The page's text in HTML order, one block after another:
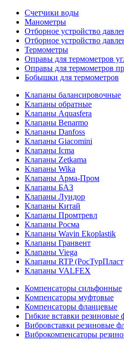
Счетчики воды
Манометры
Отборное устройство
Отборное устройство
Термометры
Оправы для термометров
Оправы для термометров
Бобышки для термометров
Клапаны балансировочные
Клапаны обратные
Клапаны Aquasfera
Клапаны Benarmo
Клапаны Danfoss
Клапаны Giacomini
Клапаны Icma
Клапаны Zetkama
Клапаны Wika
Клапаны Арма-Пром
Клапаны БАЗ
Клапаны Луидор
Клапаны Китай
Клапаны Промтревл
Клапаны Росма
Клапаны Wavin Ekoplastik
Клапаны Гранвент
Клапаны Viega
Клапаны RTP
Клапаны VALFEX
Компенсаторы сильфонные
Компенсаторы муфтовые
Компенсаторы фланцевые
Гибкие вставки резиновые
Вибровставки резиновые
Виброкомпенсаторы